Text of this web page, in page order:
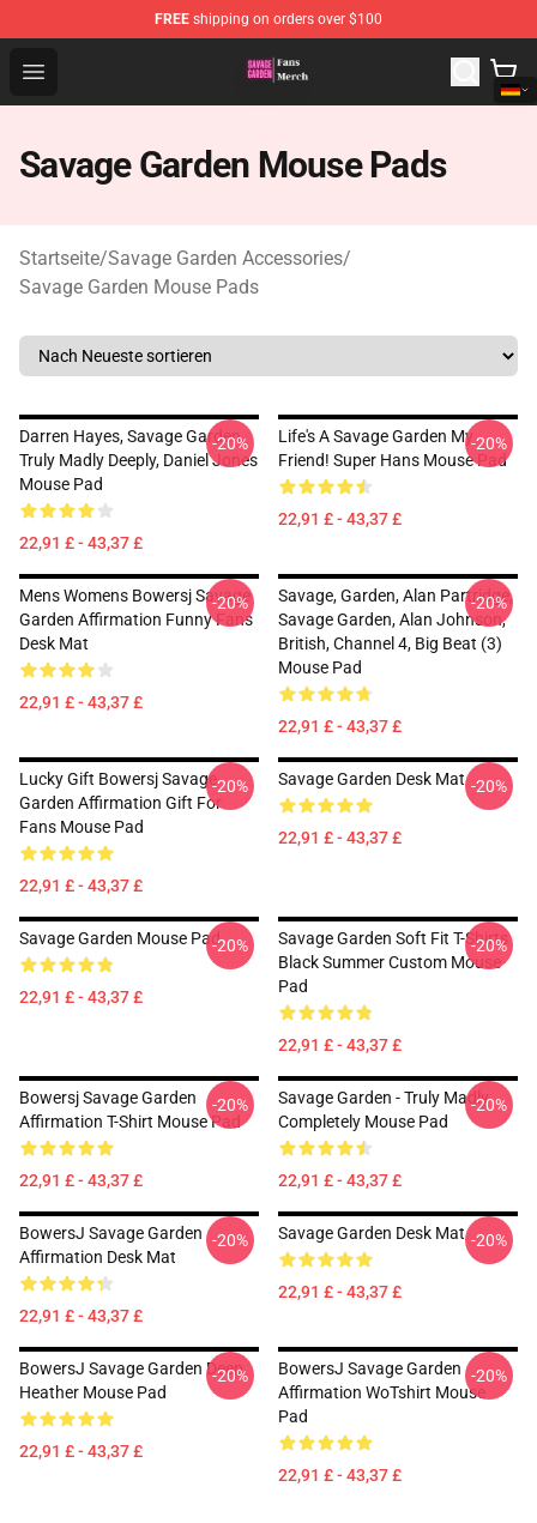
FREE shipping on orders over $100
Open menu
Savage Garden Store - Official Savage Garden
Savage Garden Mouse Pads
Startseite/Savage Garden Accessories/
Savage Garden Mouse Pads
Darren Hayes, Savage Garden,
Truly Madly Deeply, Daniel Jones
Mouse Pad
22,91 £ - 43,37 £
-20%
Life's A Savage Garden My
Friend! Super Hans Mouse Pad
22,91 £ - 43,37 £
-20%
Mens Womens Bowersj Savage
Garden Affirmation Funny Fans
Desk Mat
22,91 £ - 43,37 £
-20%
Savage, Garden, Alan Partridge,
Savage Garden, Alan Johnson,
British, Channel 4, Big Beat (3)
Mouse Pad
22,91 £ - 43,37 £
-20%
Lucky Gift Bowersj Savage
Garden Affirmation Gift For
Fans Mouse Pad
22,91 £ - 43,37 £
-20% Savage Garden Desk Mat
22,91 £ - 43,37 £
-20%
Savage Garden Mouse Pad
22,91 £ - 43,37 £
-20%
Savage Garden Soft Fit T-Shirts
Black Summer Custom Mouse
Pad
22,91 £ - 43,37 £
-20%
Bowersj Savage Garden
Affirmation T-Shirt Mouse Pad
22,91 £ - 43,37 £
-20%
Savage Garden - Truly Madly
Completely Mouse Pad
22,91 £ - 43,37 £
-20%
BowersJ Savage Garden
Affirmation Desk Mat
22,91 £ - 43,37 £
-20% Savage Garden Desk Mat
22,91 £ - 43,37 £
-20%
BowersJ Savage Garden Deep
Heather Mouse Pad
22,91 £ - 43,37 £
-20%
BowersJ Savage Garden
Affirmation WoTshirt Mouse
Pad
22,91 £ - 43,37 £
-20%